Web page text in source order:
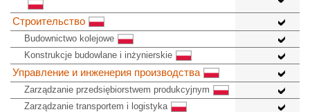
Строительство
Budownictwo kolejowe
Konstrukcje budowlane i inżynierskie
Управление и инженерия производства
Zarządzanie przedsiębiorstwem produkcyjnym
Zarządzanie transportem i logistyka